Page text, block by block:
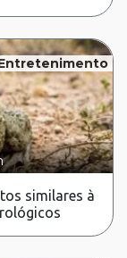
similares à